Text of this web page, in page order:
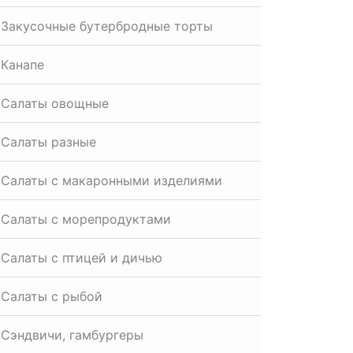
Закусочные бутербродные торты
Канапе
Салаты овощные
Салаты разные
Салаты с макаронными изделиями
Салаты с морепродуктами
Салаты с птицей и дичью
Салаты с рыбой
Сэндвичи, гамбургеры